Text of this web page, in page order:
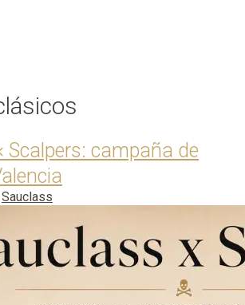
Scalpers: campaña de
Sauclass